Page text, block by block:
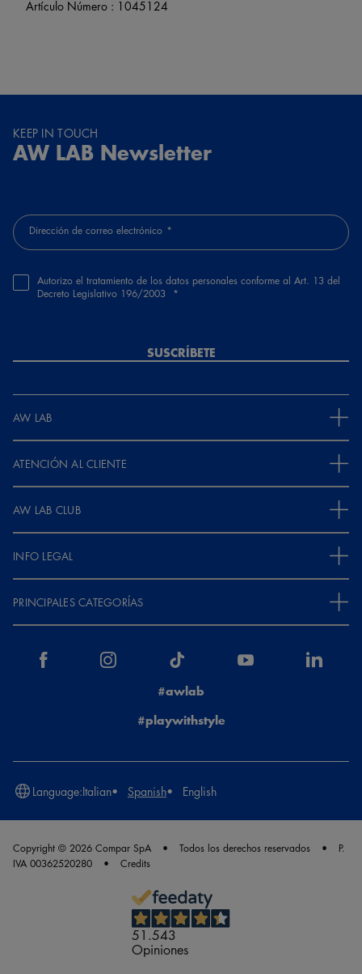
Artículo Número : 1045124
KEEP IN TOUCH
AW LAB Newsletter
Dirección de correo electrónico
Autorizo el tratamiento de los datos personales conforme al Art. 13 del
Decreto Legislativo 196/2003
SUSCRÍBETE
AW LAB
ATENCIÓN AL CLIENTE
AW LAB CLUB
INFO LEGAL
PRINCIPALES CATEGORÍAS
#awlab
#playwithstyle
Language:Italian Spanish English
Copyright © 2026 Compar SpA Todos los derechos reservados
P.
IVA 00362520280
Credits
51.543
Opiniones